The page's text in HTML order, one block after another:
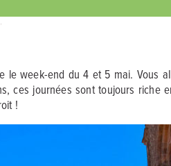
le week-end du 4 et 5 mai. Vous
ces journées sont toujours
!